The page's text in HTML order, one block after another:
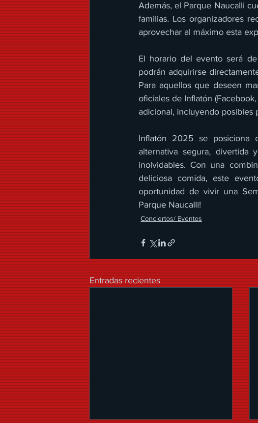
Además, el Parque Naucalli
familias. Los organizadores
aprovechar al máximo esta
El horario del evento será
podrán adquirirse
Para aquellos que deseen
oficiales de Inflatón
adicional, incluyendo posibles
Inflatón 2025 se posiciona
alternativa segura,
inolvidables. Con una
deliciosa comida, este
oportunidad de vivir una
Parque Naucalli!
Conciertos/ Eventos
Entradas recientes